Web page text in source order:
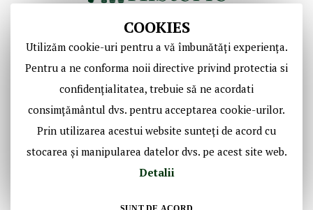
COOKIES
Utilizăm cookie-uri pentru a vă îmbunătăți experiența.
Pentru a ne conforma noii directive privind protectia si
confidențialitatea, trebuie să ne acordati
consimțământul dvs. pentru acceptarea cookie-urilor.
Prin utilizarea acestui website sunteți de acord cu
stocarea și manipularea datelor dvs. pe acest site web.
Detalii
Copyright © Casa de Licitaţii Historic SRL
Social Media Historic